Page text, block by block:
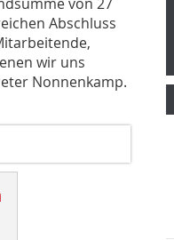
Abschluss
wir uns
Nonnenkamp.